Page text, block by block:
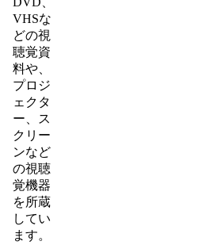
VHSな
どの視
聴覚資
料や、
プロジ
ェクタ
ー、ス
クリー
ンなど
の視聴
覚機器
を所蔵
してい
ます。